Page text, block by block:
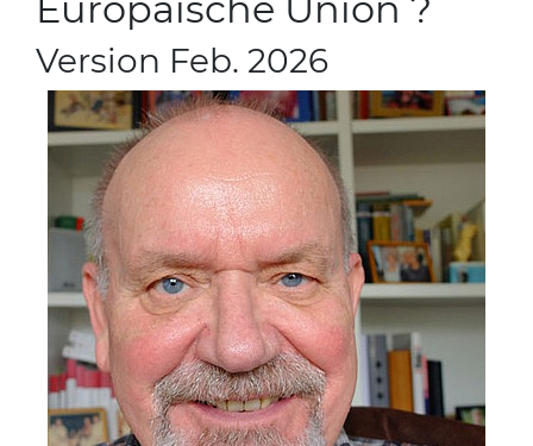
Version Feb. 2026